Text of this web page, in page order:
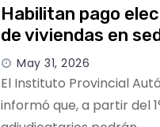
Habilitan pago
de viviendas en
May 31, 2026
El Instituto Provincial
informó que, a partir del